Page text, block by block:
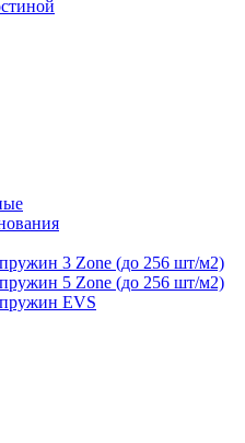
3 Zone (до 256 шт/м2)
5 Zone (до 256 шт/м2)
EVS